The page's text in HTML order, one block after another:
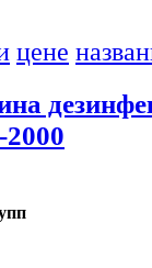
цене